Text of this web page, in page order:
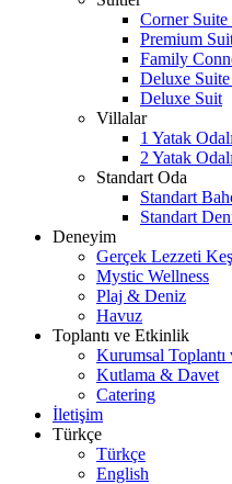
Corner
Premium
Family
Deluxe
Deluxe Suit
Villalar
1 Yatak
2 Yatak
Standart Oda
Standart
Standart
Deneyim
Gerçek Lezzeti
Mystic Wellness
Plaj & Deniz
Havuz
Toplantı ve Etkinlik
Kurumsal
Kutlama & Davet
Catering
İletişim
Türkçe
Türkçe
English